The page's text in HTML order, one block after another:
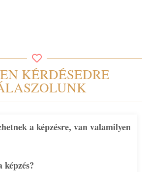
KÉRDÉSEDRE
a képzésre, van valamilyen